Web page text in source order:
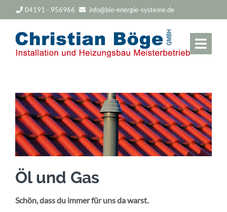
04191 - 956966 info@bio-energie-systeme.de
Öl und Gas
Schön, dass du immer für uns da warst.